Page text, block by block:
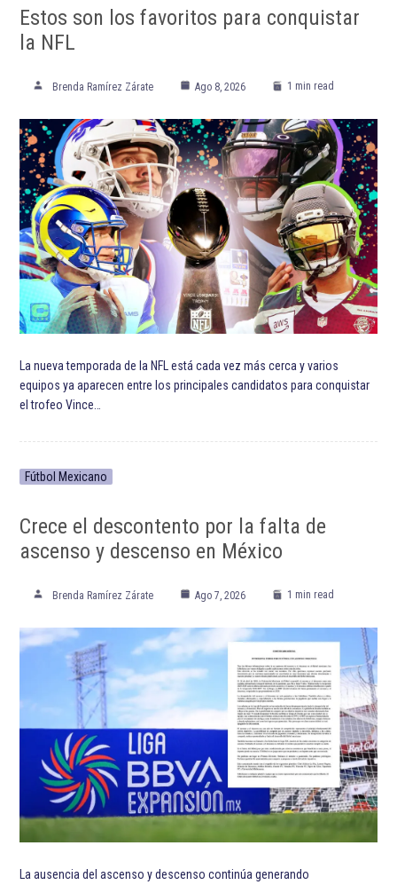
Estos son los favoritos para conquistar
la NFL
Brenda Ramírez Zárate Ago 8, 2026 1 min read
La nueva temporada de la NFL está cada vez más cerca y varios
equipos ya aparecen entre los principales candidatos para conquistar
el trofeo Vince…
Fútbol Mexicano
Crece el descontento por la falta de
ascenso y descenso en México
Brenda Ramírez Zárate Ago 7, 2026 1 min read
La ausencia del ascenso y descenso continúa generando